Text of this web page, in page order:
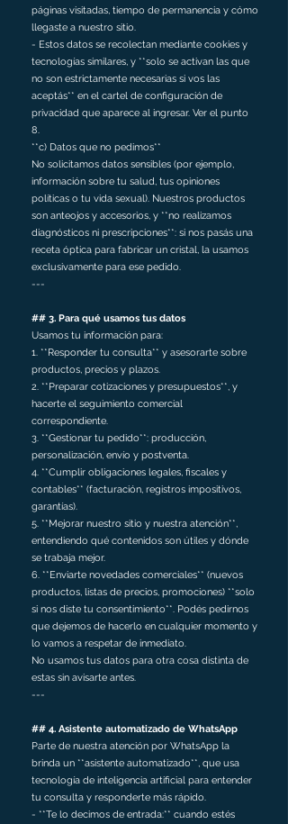
páginas visitadas, tiempo de permanencia y cómo
llegaste a nuestro sitio.
- Estos datos se recolectan mediante cookies y
tecnologías similares, y **solo se activan las que
no son estrictamente necesarias si vos las
aceptás** en el cartel de configuración de
privacidad que aparece al ingresar. Ver el punto
8.
**c) Datos que no pedimos**
No solicitamos datos sensibles (por ejemplo,
información sobre tu salud, tus opiniones
políticas o tu vida sexual). Nuestros productos
son anteojos y accesorios, y **no realizamos
diagnósticos ni prescripciones**: si nos pasás una
receta óptica para fabricar un cristal, la usamos
exclusivamente para ese pedido.
---
## 3. Para qué usamos tus datos
Usamos tu información para:
1. **Responder tu consulta** y asesorarte sobre
productos, precios y plazos.
2. **Preparar cotizaciones y presupuestos**, y
hacerte el seguimiento comercial
correspondiente.
3. **Gestionar tu pedido**: producción,
personalización, envío y postventa.
4. **Cumplir obligaciones legales, fiscales y
contables** (facturación, registros impositivos,
garantías).
5. **Mejorar nuestro sitio y nuestra atención**,
entendiendo qué contenidos son útiles y dónde
se trabaja mejor.
6. **Enviarte novedades comerciales** (nuevos
productos, listas de precios, promociones) **solo
si nos diste tu consentimiento**. Podés pedirnos
que dejemos de hacerlo en cualquier momento y
lo vamos a respetar de inmediato.
No usamos tus datos para otra cosa distinta de
estas sin avisarte antes.
---
## 4. Asistente automatizado de WhatsApp
Parte de nuestra atención por WhatsApp la
brinda un **asistente automatizado**, que usa
tecnología de inteligencia artificial para entender
tu consulta y responderte más rápido.
- **Te lo decimos de entrada:** cuando estés